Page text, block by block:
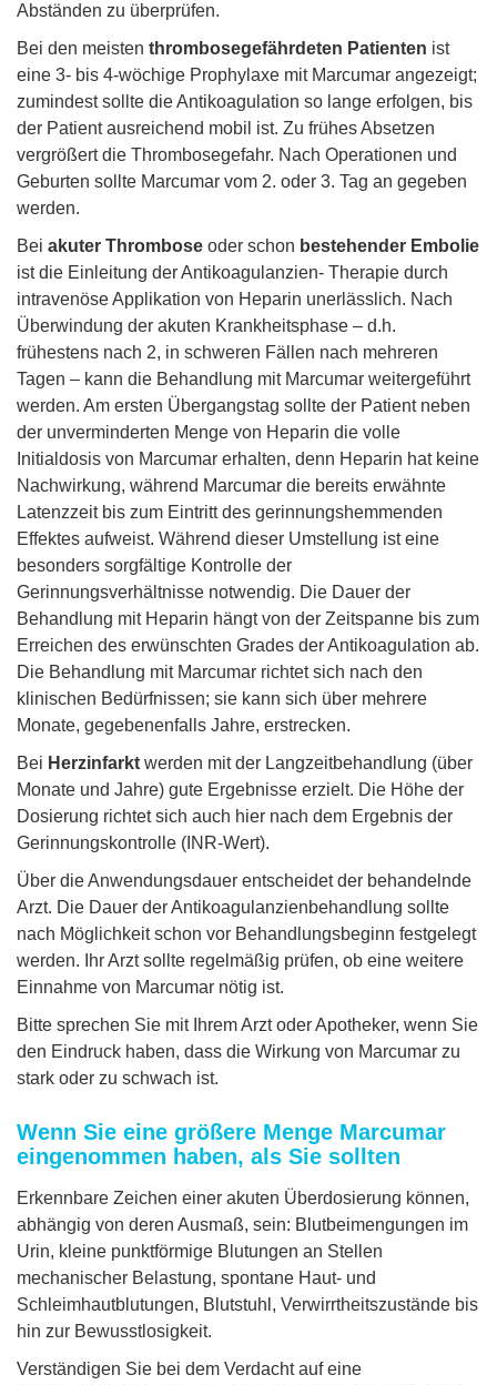
Abständen zu überprüfen.
Bei den meisten thrombosegefährdeten Patienten ist
eine 3- bis 4-wöchige Prophylaxe mit Marcumar angezeigt;
zumindest sollte die Antikoagulation so lange erfolgen, bis
der Patient ausreichend mobil ist. Zu frühes Absetzen
vergrößert die Thrombosegefahr. Nach Operationen und
Geburten sollte Marcumar vom 2. oder 3. Tag an gegeben
werden.
Bei akuter Thrombose oder schon bestehender Embolie
ist die Einleitung der Antikoagulanzien- Therapie durch
intravenöse Applikation von Heparin unerlässlich. Nach
Überwindung der akuten Krankheitsphase – d.h.
frühestens nach 2, in schweren Fällen nach mehreren
Tagen – kann die Behandlung mit Marcumar weitergeführt
werden. Am ersten Übergangstag sollte der Patient neben
der unverminderten Menge von Heparin die volle
Initialdosis von Marcumar erhalten, denn Heparin hat keine
Nachwirkung, während Marcumar die bereits erwähnte
Latenzzeit bis zum Eintritt des gerinnungshemmenden
Effektes aufweist. Während dieser Umstellung ist eine
besonders sorgfältige Kontrolle der
Gerinnungsverhältnisse notwendig. Die Dauer der
Behandlung mit Heparin hängt von der Zeitspanne bis zum
Erreichen des erwünschten Grades der Antikoagulation ab.
Die Behandlung mit Marcumar richtet sich nach den
klinischen Bedürfnissen; sie kann sich über mehrere
Monate, gegebenenfalls Jahre, erstrecken.
Bei Herzinfarkt werden mit der Langzeitbehandlung (über
Monate und Jahre) gute Ergebnisse erzielt. Die Höhe der
Dosierung richtet sich auch hier nach dem Ergebnis der
Gerinnungskontrolle (INR-Wert).
Über die Anwendungsdauer entscheidet der behandelnde
Arzt. Die Dauer der Antikoagulanzienbehandlung sollte
nach Möglichkeit schon vor Behandlungsbeginn festgelegt
werden. Ihr Arzt sollte regelmäßig prüfen, ob eine weitere
Einnahme von Marcumar nötig ist.
Bitte sprechen Sie mit Ihrem Arzt oder Apotheker, wenn Sie
den Eindruck haben, dass die Wirkung von Marcumar zu
stark oder zu schwach ist.
Wenn Sie eine größere Menge Marcumar
eingenommen haben, als Sie sollten
Erkennbare Zeichen einer akuten Überdosierung können,
abhängig von deren Ausmaß, sein: Blutbeimengungen im
Urin, kleine punktförmige Blutungen an Stellen
mechanischer Belastung, spontane Haut- und
Schleimhautblutungen, Blutstuhl, Verwirrtheitszustände bis
hin zur Bewusstlosigkeit.
Verständigen Sie bei dem Verdacht auf eine